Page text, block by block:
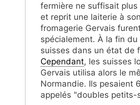
fermière ne suffisait plus
et reprit une laiterie à
fromagerie Gervais
spécialement. À la fin
suisses dans un état de
Cependant, les suisses
Gervais utilisa alors le
Normandie. Ils pesaient
appelés "doubles petits-